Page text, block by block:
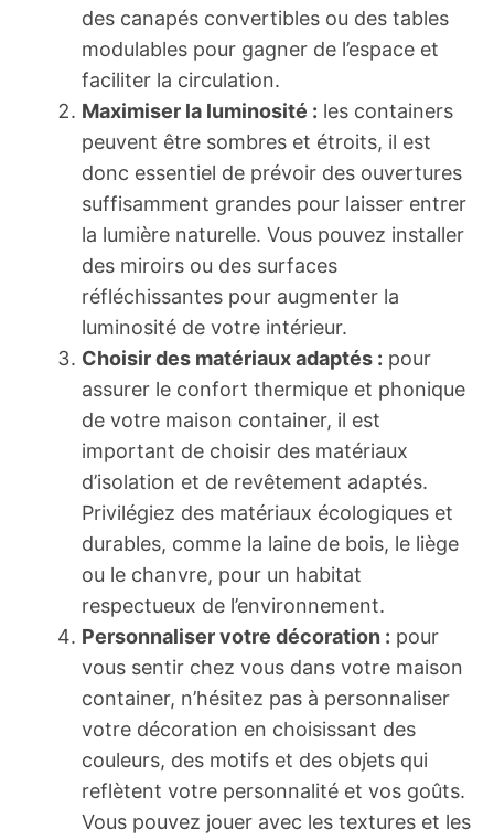
des canapés convertibles ou des tables
modulables pour gagner de l’espace et
faciliter la circulation.
Maximiser la luminosité : les containers
peuvent être sombres et étroits, il est
donc essentiel de prévoir des ouvertures
suffisamment grandes pour laisser entrer
la lumière naturelle. Vous pouvez installer
des miroirs ou des surfaces
réfléchissantes pour augmenter la
luminosité de votre intérieur.
Choisir des matériaux adaptés : pour
assurer le confort thermique et phonique
de votre maison container, il est
important de choisir des matériaux
d’isolation et de revêtement adaptés.
Privilégiez des matériaux écologiques et
durables, comme la laine de bois, le liège
ou le chanvre, pour un habitat
respectueux de l’environnement.
Personnaliser votre décoration : pour
vous sentir chez vous dans votre maison
container, n’hésitez pas à personnaliser
votre décoration en choisissant des
couleurs, des motifs et des objets qui
reflètent votre personnalité et vos goûts.
Vous pouvez jouer avec les textures et les